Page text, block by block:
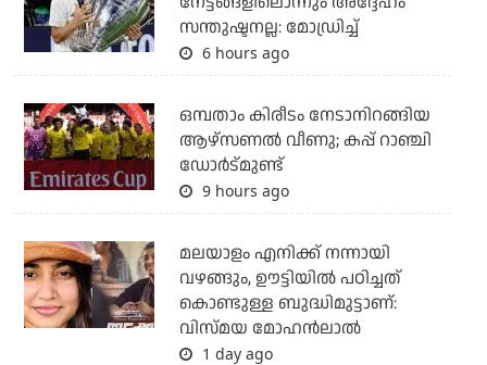
സന്തുഷ്ടനല്ല: മോഡ്രിച്ച്
6 hours ago
ഒമ്പതാം കിരീടം നേടാനിറങ്ങിയ
ആഴ്സണല്‍ വീണു; കപ്പ് റാഞ്ചി
ഡോര്‍ട്മുണ്ട്
9 hours ago
മലയാളം എനിക്ക് നന്നായി
വഴങ്ങും, ഊട്ടിയില്‍ പഠിച്ചത്
കൊണ്ടുള്ള ബുദ്ധിമുട്ടാണ്:
വിസ്മയ മോഹന്‍ലാല്‍
1 day ago